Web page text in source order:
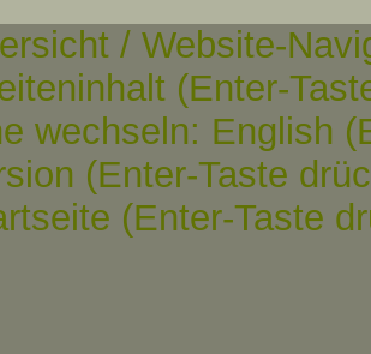
/ Website-
(Enter-
wechseln: English
(Enter-Taste
(Enter-Taste